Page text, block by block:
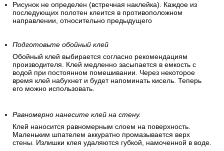
Рисунок не определен (встречная наклейка). Каждое из
последующих полотен клеится в противоположном
направлении, относительно предыдущего
Подготовьте обойный клей
Обойный клей выбирается согласно рекомендациям
производителя. Клей медленно засыпается в емкость с
водой при постоянном помешивании. Через некоторое
время клей набухнет и будет напоминать кисель. Теперь
его можно использовать.
Равномерно нанесите клей на стену.
Клей наносится равномерным слоем на поверхность.
Маленьким шпателем аккуратно промазывается верх
стены. Излишки клея удаляются губкой, намоченной в воде.